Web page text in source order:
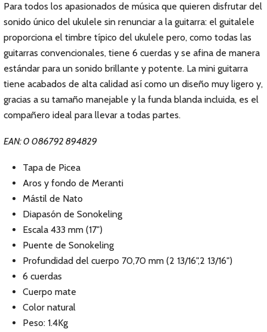
Para todos los apasionados de música que quieren disfrutar del
sonido único del ukulele sin renunciar a la guitarra: el guitalele
proporciona el timbre típico del ukulele pero, como todas las
guitarras convencionales, tiene 6 cuerdas y se afina de manera
estándar para un sonido brillante y potente. La mini guitarra
tiene acabados de alta calidad así como un diseño muy ligero y,
gracias a su tamaño manejable y la funda blanda incluida, es el
compañero ideal para llevar a todas partes.
EAN: 0 086792 894829
Tapa de Picea
Aros y fondo de Meranti
Mástil de Nato
Diapasón de Sonokeling
Escala 433 mm (17")
Puente de Sonokeling
Profundidad del cuerpo 70,70 mm (2 13/16",2 13/16")
6 cuerdas
Cuerpo mate
Color natural
Peso: 1.4Kg